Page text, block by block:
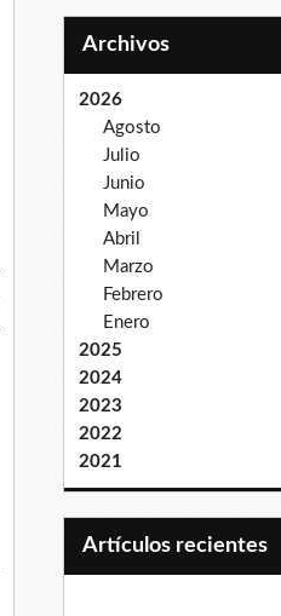
Archivos
2026
Agosto
Julio
Junio
Mayo
Abril
Marzo
Febrero
Enero
2025
2024
2023
2022
2021
Artículos recientes